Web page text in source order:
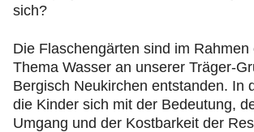
sich?
Die Flaschengärten sind im Rahmen
Thema Wasser an unserer Träger-
Bergisch Neukirchen entstanden. In
die Kinder sich mit der Bedeutung,
Umgang und der Kostbarkeit der